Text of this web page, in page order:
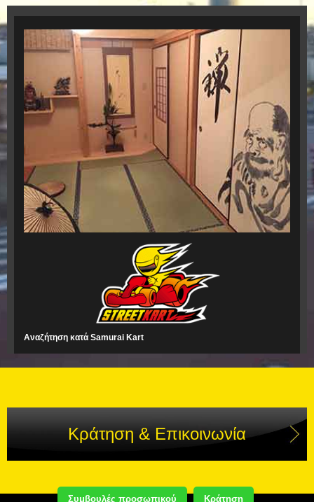
Συμβουλές προσωπικού Κράτηση
Αναζήτηση κατά Samurai Kart
Κράτηση & Επικοινωνία